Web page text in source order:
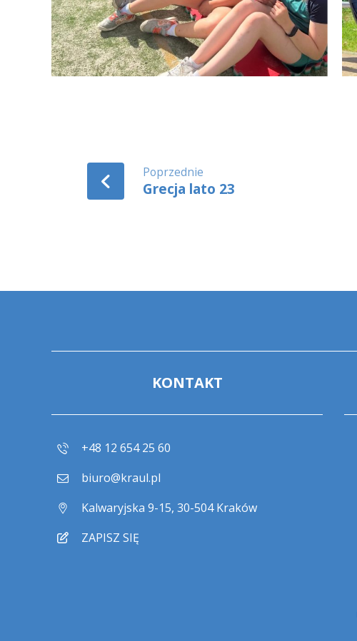
Poprzednie
Grecja lato 23
KONTAKT
+48 12 654 25 60
biuro@kraul.pl
Kalwaryjska 9-15, 30-504 Kraków
ZAPISZ SIĘ